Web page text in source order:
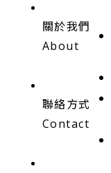
關於我們
About
聯絡方式
Contact